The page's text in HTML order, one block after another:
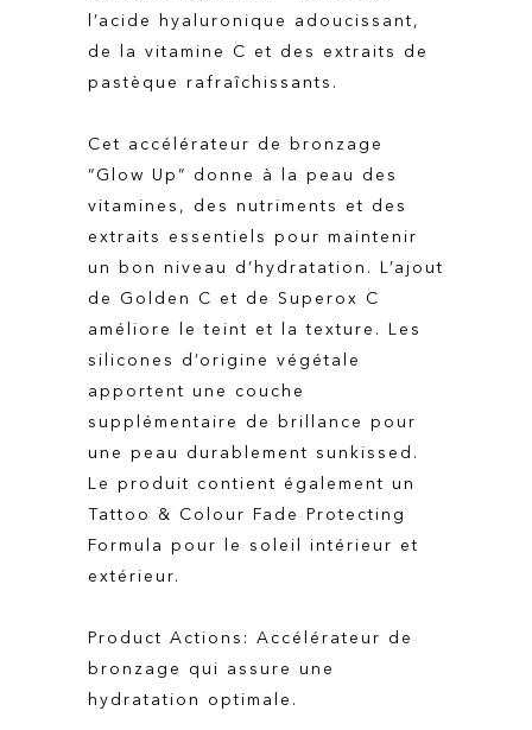
l’acide hyaluronique adoucissant,
de la vitamine C et des extraits de
pastèque rafraîchissants.
Cet accélérateur de bronzage
“Glow Up” donne à la peau des
vitamines, des nutriments et des
extraits essentiels pour maintenir
un bon niveau d’hydratation. L’ajout
de Golden C et de Superox C
améliore le teint et la texture. Les
silicones d’origine végétale
apportent une couche
supplémentaire de brillance pour
une peau durablement sunkissed.
Le produit contient également un
Tattoo & Colour Fade Protecting
Formula pour le soleil intérieur et
extérieur.
Product Actions: Accélérateur de
bronzage qui assure une
hydratation optimale.